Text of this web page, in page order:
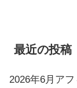
最近の投稿
2026年6月ア